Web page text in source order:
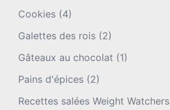
Cookies (4)
Galettes des rois (2)
Gâteaux au chocolat (1)
Pains d'épices (2)
Recettes salées Weight Watchers